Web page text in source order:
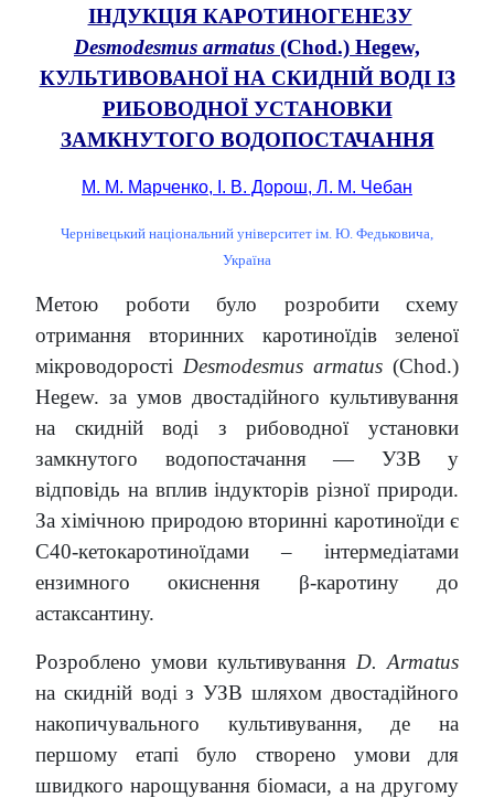
ІНДУКЦІЯ КАРОТИНОГЕНЕЗУ
Desmodesmus armatus (Chod.) Hegew,
КУЛЬТИВОВАНОЇ НА СКИДНІЙ ВОДІ ІЗ
РИБОВОДНОЇ УСТАНОВКИ
ЗАМКНУТОГО ВОДОПОСТАЧАННЯ
М. М. Марченко, І. В. Дорош, Л. М. Чебан
Чернівецький національний університет ім. Ю. Федьковича,
Україна
Метою роботи було розробити схему
отримання вторинних каротиноїдів зеленої
мікроводорості Desmodesmus armatus (Chod.)
Hegew. за умов двостадійного культивування
на скидній воді з рибоводної установки
замкнутого водопостачання — УЗВ у
відповідь на вплив індукторів різної природи.
За хімічною природою вторинні каротиноїди є
С40-кетокаротиноїдами – інтермедіатами
ензимного окиснення β-каротину до
астаксантину.
Розроблено умови культивування D. Armatus
на скидній воді з УЗВ шляхом двостадійного
накопичувального культивування, де на
першому етапі було створено умови для
швидкого нарощування біомаси, а на другому